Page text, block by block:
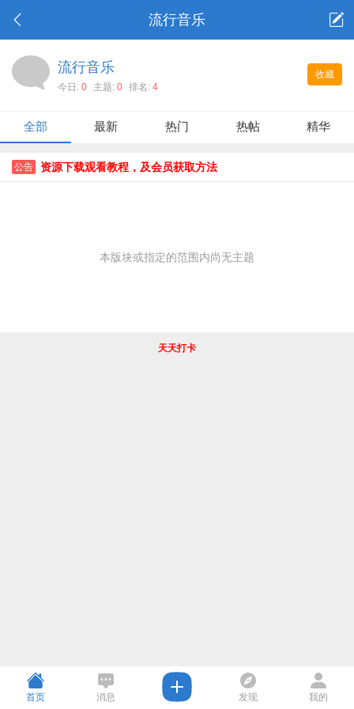
流行音乐
收藏
流行音乐
今日: 0 主题: 0 排名: 4
全部 最新 热门 热帖 精华
公告 资源下载观看教程，及会员获取方法
本版块或指定的范围内尚无主题
天天打卡
首页 消息 发现 我的